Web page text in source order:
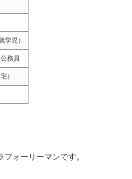
学児）
務員
）
ォーリーマンです。